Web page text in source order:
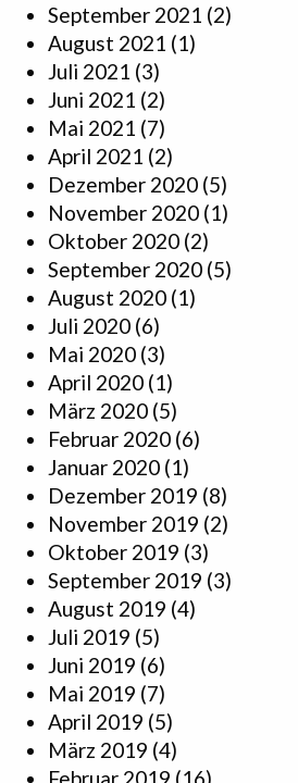
September 2021 (2)
August 2021 (1)
Juli 2021 (3)
Juni 2021 (2)
Mai 2021 (7)
April 2021 (2)
Dezember 2020 (5)
November 2020 (1)
Oktober 2020 (2)
September 2020 (5)
August 2020 (1)
Juli 2020 (6)
Mai 2020 (3)
April 2020 (1)
März 2020 (5)
Februar 2020 (6)
Januar 2020 (1)
Dezember 2019 (8)
November 2019 (2)
Oktober 2019 (3)
September 2019 (3)
August 2019 (4)
Juli 2019 (5)
Juni 2019 (6)
Mai 2019 (7)
April 2019 (5)
März 2019 (4)
Februar 2019 (16)